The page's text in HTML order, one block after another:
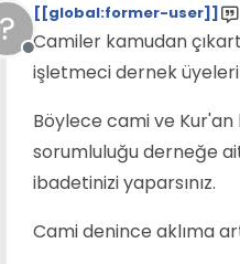
?
Çevrimdışı
[[global:former-user]]
Camiler kamudan
işletmeci dernek üyeleri
Böylece cami ve Kur'an
sorumluluğu derneğe
ibadetinizi yaparsınız.
Cami denince aklıma